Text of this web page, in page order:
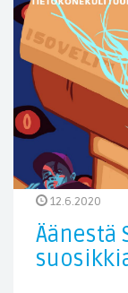
12.6.2020
Äänestä